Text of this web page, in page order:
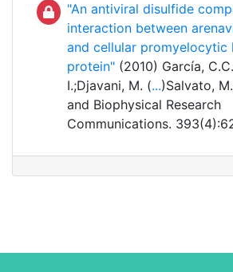
"An antiviral disulfide
interaction between
and cellular promyelocytic
protein" (2010) García,
I.;Djavani, M. (...)Salvato,
and Biophysical Research
Communications.